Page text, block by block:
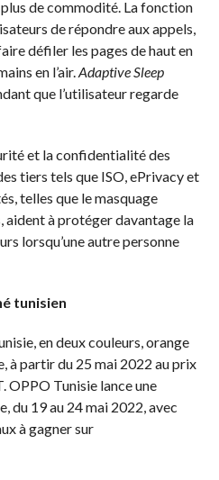
de commodité. La fonction
de répondre aux appels,
défiler les pages de haut en
en l’air.Adaptive Sleep
que l’utilisateur regarde
et la confidentialité des
tiers tels que ISO, ePrivacy et
telles que le masquage
à protéger davantage la
lorsqu’une autre personne
tunisien
en deux couleurs, orange
à partir du 25 mai 2022 au prix
OPPO Tunisie lance une
du 19 au 24 mai 2022, avec
à gagner sur